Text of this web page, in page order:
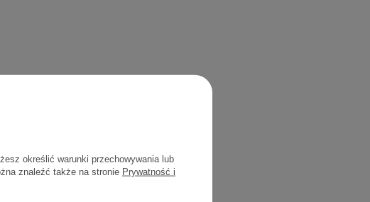
określić warunki przechowywania lub
znaleźć także na stronie Prywatność i